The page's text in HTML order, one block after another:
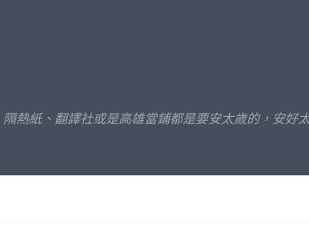
熱紙、翻譯社或是高雄當鋪都是要安太歲的，安好